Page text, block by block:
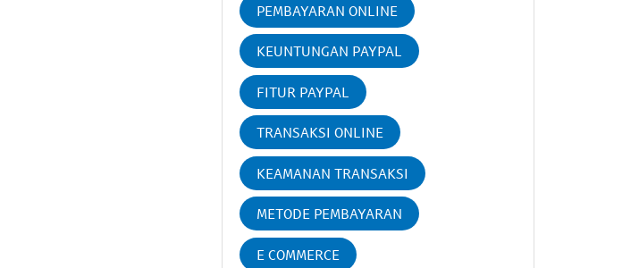
PEMBAYARAN ONLINE
KEUNTUNGAN PAYPAL
FITUR PAYPAL
TRANSAKSI ONLINE
KEAMANAN TRANSAKSI
METODE PEMBAYARAN
E COMMERCE